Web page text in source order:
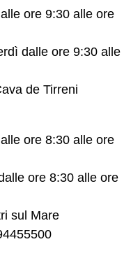
ore 9:30 alle ore
dalle ore 9:30 alle
de Tirreni
ore 8:30 alle ore
ore 8:30 alle ore
sul Mare